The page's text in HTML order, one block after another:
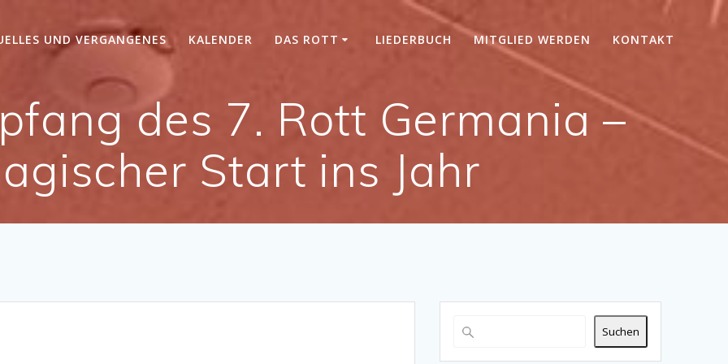
UND VERGANGENES KALENDER DAS ROTT LIEDERBUCH MITGLIED WERDEN KONTAKT
des 7. Rott Germania –
Start ins Jahr
Suchen